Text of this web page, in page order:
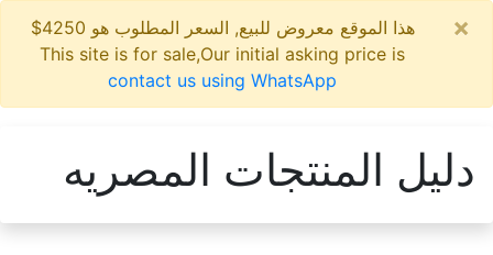
هذا الموقع معروض للبيع, السعر المطلوب هو 4250$
This site is for sale,Our initial asking price is
contact us using WhatsApp
دليل المنتجات المصريه